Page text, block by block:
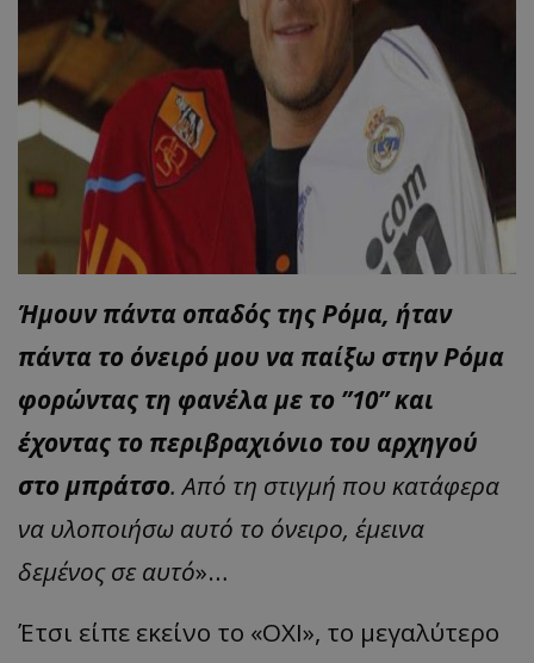
Ήμουν πάντα οπαδός της Ρόμα, ήταν
πάντα το όνειρό μου να παίξω στην Ρόμα
φορώντας τη φανέλα με το ”10” και
έχοντας το περιβραχιόνιο του αρχηγού
στο μπράτσο. Από τη στιγμή που κατάφερα
να υλοποιήσω αυτό το όνειρο, έμεινα
δεμένος σε αυτό»…
Έτσι είπε εκείνο το «ΟΧΙ», το μεγαλύτερο